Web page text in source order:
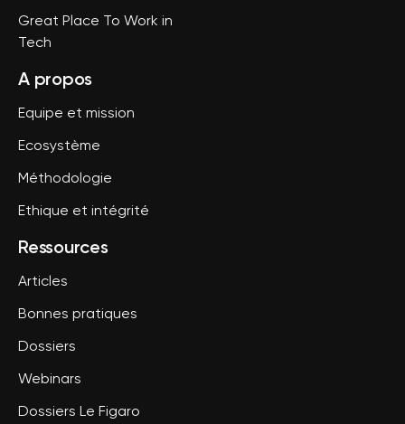
Great Place To Work in
Tech
A propos
Equipe et mission
Ecosystème
Méthodologie
Ethique et intégrité
Ressources
Articles
Bonnes pratiques
Dossiers
Webinars
Dossiers Le Figaro